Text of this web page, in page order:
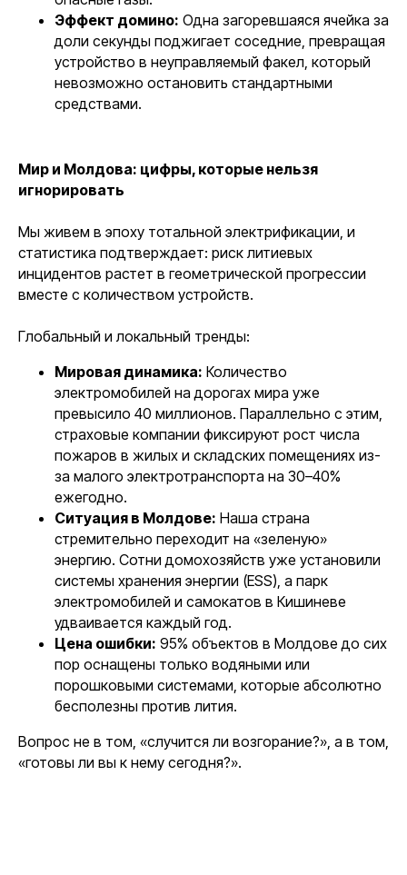
Эффект домино: Одна загоревшаяся ячейка за
доли секунды поджигает соседние, превращая
устройство в неуправляемый факел, который
невозможно остановить стандартными
средствами.
Мир и Молдова: цифры, которые нельзя
игнорировать
Мы живем в эпоху тотальной электрификации, и
статистика подтверждает: риск литиевых
инцидентов растет в геометрической прогрессии
вместе с количеством устройств.
Глобальный и локальный тренды:
Мировая динамика: Количество
электромобилей на дорогах мира уже
превысило 40 миллионов. Параллельно с этим,
страховые компании фиксируют рост числа
пожаров в жилых и складских помещениях из-
за малого электротранспорта на 30–40%
ежегодно.
Ситуация в Молдове: Наша страна
стремительно переходит на «зеленую»
энергию. Сотни домохозяйств уже установили
системы хранения энергии (ESS), а парк
электромобилей и самокатов в Кишиневе
удваивается каждый год.
Цена ошибки: 95% объектов в Молдове до сих
пор оснащены только водяными или
порошковыми системами, которые абсолютно
бесполезны против лития.
Вопрос не в том, «случится ли возгорание?», а в том,
«готовы ли вы к нему сегодня?».
КАТАЛОГ
СЕРВИС
© 2016 Urban Development Group
Противопожарное полотно
Противопожарное снаряжение